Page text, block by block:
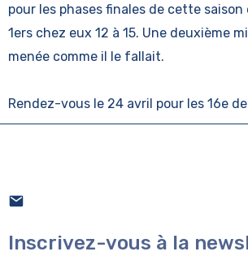
pour les phases finales de cette
1ers chez eux 12 à 15. Une deuxième
menée comme il le fallait.
Rendez-vous le 24 avril pour les 16e
Inscrivez-vous à la